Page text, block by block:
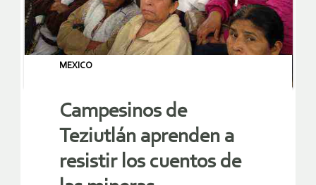
MEXICO
Campesinos de
Teziutlán aprenden a
resistir los cuentos de